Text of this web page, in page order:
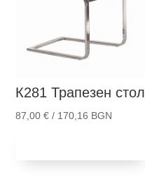
К281 Трапезен стол
87,00€ / 170,16 BGN